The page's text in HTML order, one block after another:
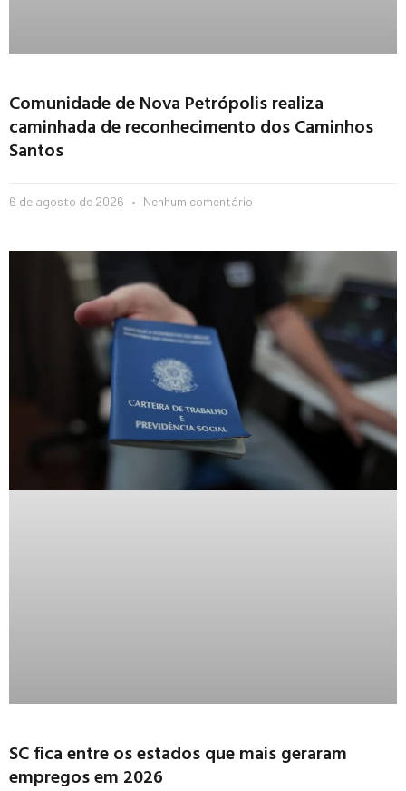
Comunidade de Nova Petrópolis realiza
caminhada de reconhecimento dos Caminhos
Santos
6 de agosto de 2026 Nenhum comentário
SC fica entre os estados que mais geraram
empregos em 2026